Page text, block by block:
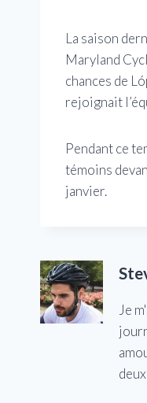
La saison
Maryland
chances de
rejoignait
Pendant ce
témoins
janvier.
Je